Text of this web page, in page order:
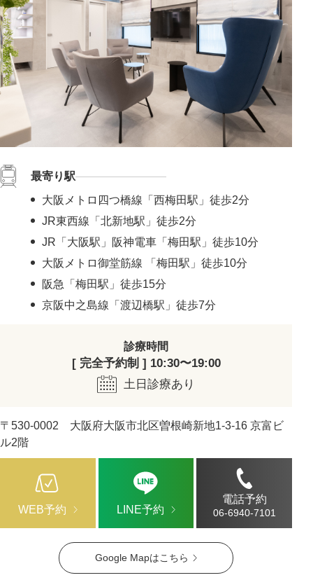
Google Mapはこちら
最寄り駅
大阪メトロ四つ橋線「西梅田駅」徒歩2分
JR東西線「北新地駅」徒歩2分
JR「大阪駅」阪神電車「梅田駅」徒歩10分
大阪メトロ御堂筋線 「梅田駅」徒歩10分
阪急「梅田駅」徒歩15分
京阪中之島線「渡辺橋駅」徒歩7分
診療時間
[ 完全予約制 ] 10:30〜19:00
土日診療あり
〒530-0002 大阪府大阪市北区曽根崎新地1-3-16 京富ビ
ル2階
WEB予約 LINE予約
電話予約
06-6940-7101